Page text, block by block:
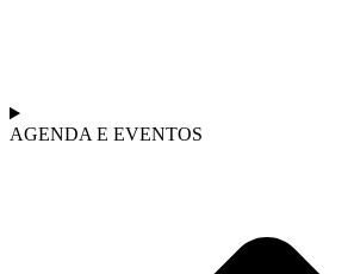
AGENDA E EVENTOS